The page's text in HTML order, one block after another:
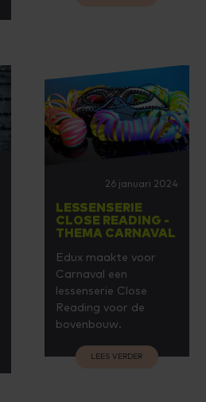
26 januari 2024
LESSENSERIE
CLOSE READING -
THEMA CARNAVAL
Edux maakte voor
Carnaval een
lessenserie Close
Reading voor de
bovenbouw.
LEES VERDER